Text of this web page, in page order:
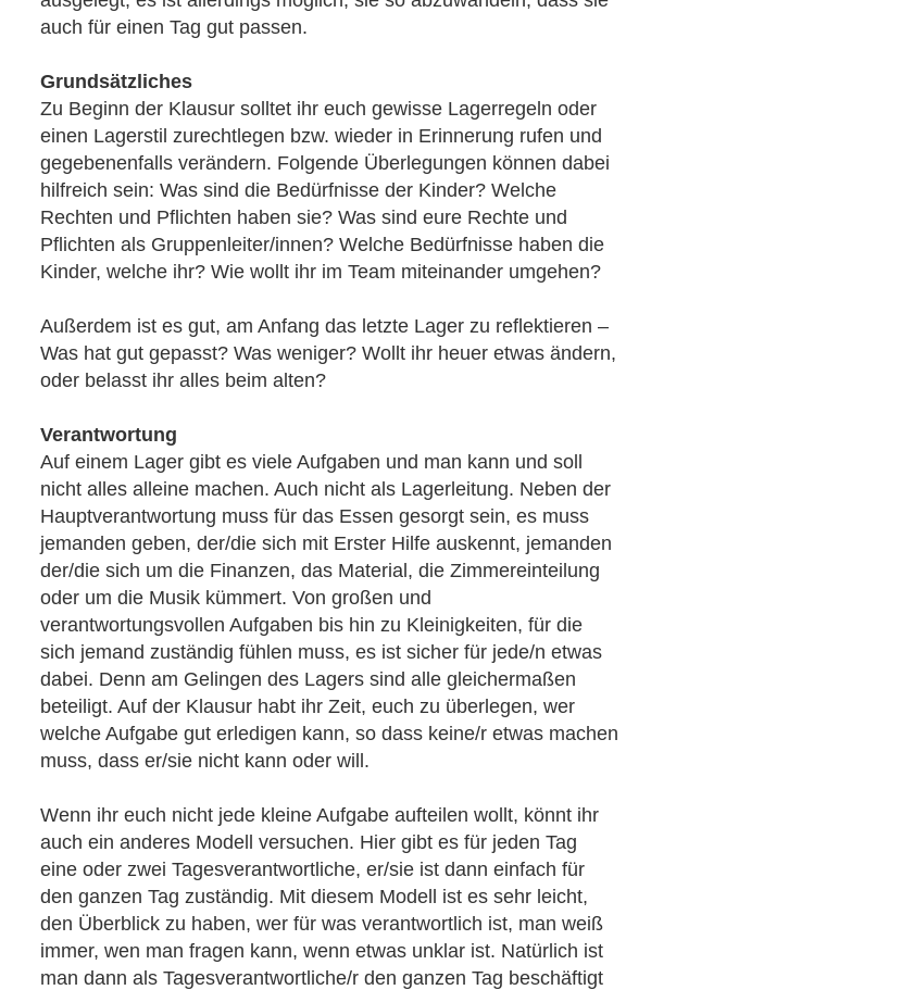
auch für einen Tag gut passen.
Grundsätzliches
Zu Beginn der Klausur solltet ihr euch gewisse Lagerregeln oder
einen Lagerstil zurechtlegen bzw. wieder in Erinnerung rufen und
gegebenenfalls verändern. Folgende Überlegungen können dabei
hilfreich sein: Was sind die Bedürfnisse der Kinder? Welche
Rechten und Pflichten haben sie? Was sind eure Rechte und
Pflichten als Gruppenleiter/innen? Welche Bedürfnisse haben die
Kinder, welche ihr? Wie wollt ihr im Team miteinander umgehen?
Außerdem ist es gut, am Anfang das letzte Lager zu reflektieren –
Was hat gut gepasst? Was weniger? Wollt ihr heuer etwas ändern,
oder belasst ihr alles beim alten?
Verantwortung
Auf einem Lager gibt es viele Aufgaben und man kann und soll
nicht alles alleine machen. Auch nicht als Lagerleitung. Neben der
Hauptverantwortung muss für das Essen gesorgt sein, es muss
jemanden geben, der/die sich mit Erster Hilfe auskennt, jemanden
der/die sich um die Finanzen, das Material, die Zimmereinteilung
oder um die Musik kümmert. Von großen und
verantwortungsvollen Aufgaben bis hin zu Kleinigkeiten, für die
sich jemand zuständig fühlen muss, es ist sicher für jede/n etwas
dabei. Denn am Gelingen des Lagers sind alle gleichermaßen
beteiligt. Auf der Klausur habt ihr Zeit, euch zu überlegen, wer
welche Aufgabe gut erledigen kann, so dass keine/r etwas machen
muss, dass er/sie nicht kann oder will.
Wenn ihr euch nicht jede kleine Aufgabe aufteilen wollt, könnt ihr
auch ein anderes Modell versuchen. Hier gibt es für jeden Tag
eine oder zwei Tagesverantwortliche, er/sie ist dann einfach für
den ganzen Tag zuständig. Mit diesem Modell ist es sehr leicht,
den Überblick zu haben, wer für was verantwortlich ist, man weiß
immer, wen man fragen kann, wenn etwas unklar ist. Natürlich ist
man dann als Tagesverantwortliche/r den ganzen Tag beschäftigt